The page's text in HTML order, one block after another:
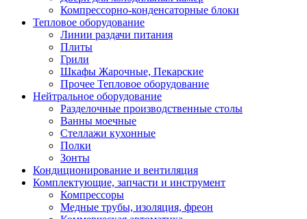
Компрессорно-конденсаторные блоки
Тепловое оборудование
Линии раздачи питания
Плиты
Грили
Шкафы Жарочные, Пекарские
Прочее Тепловое оборудование
Нейтральное оборудование
Разделочные производственные столы
Ванны моечные
Стеллажи кухонные
Полки
Зонты
Кондиционирование и вентиляция
Комплектующие, запчасти и инструмент
Компрессоры
Медные трубы, изоляция, фреон